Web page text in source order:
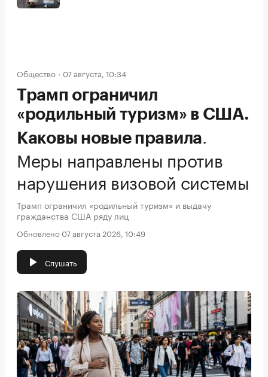
Общество 07 августа, 10:34
Трамп ограничил
«родильный туризм» в США.
Каковы новые правила.
Меры направлены против
нарушения визовой системы
Трамп ограничил «родильный туризм» и выдачу
гражданства США ряду лиц
Обновлено 07 августа 2026, 10:49
Слушать